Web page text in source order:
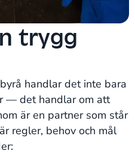
trygg
handlar det inte bara
— det handlar om att
är en partner som står
regler, behov och mål